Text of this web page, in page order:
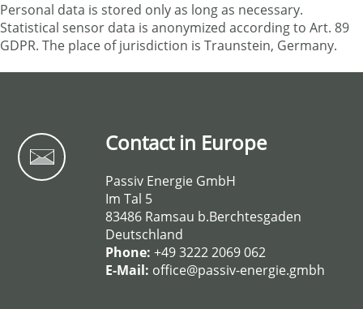
Personal data is stored only as long as necessary.
Statistical sensor data is anonymized according to Art. 89
GDPR. The place of jurisdiction is Traunstein, Germany.
Contact in Europe
Passiv Energie GmbH
Im Tal 5
83486 Ramsau b.Berchtesgaden
Deutschland
Phone: +49 3222 2069 062
E-Mail: office@passiv-energie.gmbh